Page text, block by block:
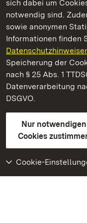
sich dabei um
notwendig sind.
sowie anonymen
Informationen finden
Speicherung der
nach § 25 Abs. 1
Datenverarbeitung
DSGVO.
Nur notwendigen
Cookies
Cookie-
Staatliche Schlösser
Staatliche Schlösser
Kontakt
Gebärdensprache
Erklärung zur
BITV-konform
Weiteres